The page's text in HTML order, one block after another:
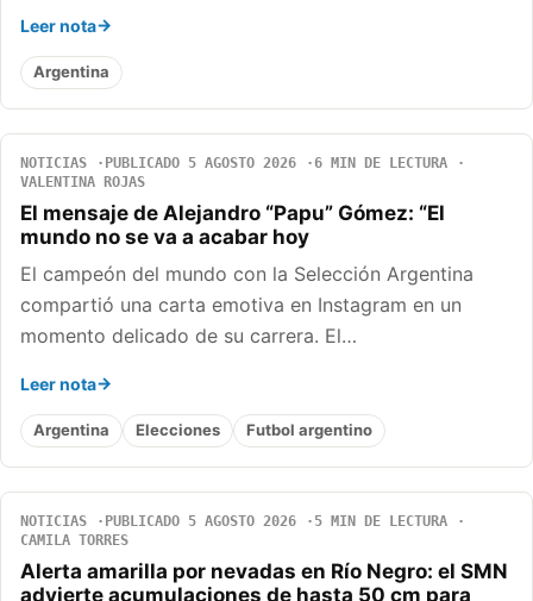
Leer nota
Argentina
NOTICIAS PUBLICADO 5 AGOSTO 2026
6 MIN DE LECTURA
VALENTINA ROJAS
El mensaje de Alejandro “Papu” Gómez: “El
mundo no se va a acabar hoy
El campeón del mundo con la Selección Argentina
compartió una carta emotiva en Instagram en un
momento delicado de su carrera. El…
Leer nota
Argentina Elecciones Futbol argentino
NOTICIAS PUBLICADO 5 AGOSTO 2026
5 MIN DE LECTURA
CAMILA TORRES
Alerta amarilla por nevadas en Río Negro: el SMN
advierte acumulaciones de hasta 50 cm para